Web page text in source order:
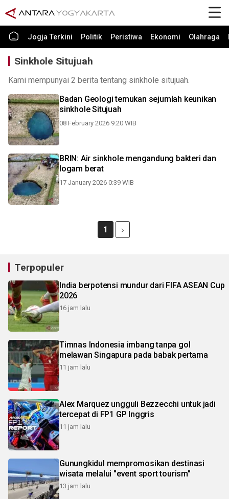
Jogja Terkini Politik Peristiwa Ekonomi Olahraga
Sinkhole Situjuah
Kami mempunyai 2 berita tentang sinkhole situjuah.
Badan Geologi temukan sejumlah keunikan
sinkhole Situjuah
08 February 2026 9:20 WIB
BRIN: Air sinkhole mengandung bakteri dan
logam berat
17 January 2026 0:39 WIB
1
Terpopuler
India berpotensi mundur dari FIFA ASEAN Cup
2026
16 jam lalu
Timnas Indonesia imbang tanpa gol
melawan Singapura pada babak pertama
11 jam lalu
Alex Marquez ungguli Bezzecchi untuk jadi
tercepat di FP1 GP Inggris
11 jam lalu
Gunungkidul mempromosikan destinasi
wisata melalui "event sport tourism"
13 jam lalu